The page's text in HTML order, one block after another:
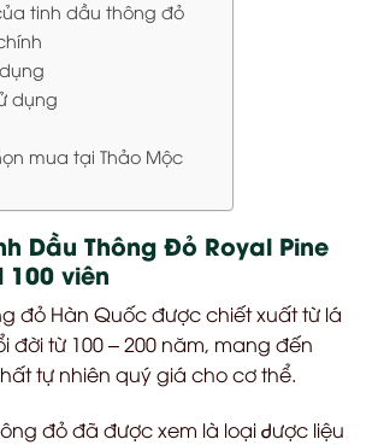
tinh dầu thông đỏ
dụng
mua tại Thảo Mộc
Dầu Thông Đỏ Royal Pine
100 viên
đỏ Hàn Quốc được chiết xuất từ lá
đời từ 100 – 200 năm, mang đến
tự nhiên quý giá cho cơ thể.
đỏ đã được xem là loạiᏧược liệu